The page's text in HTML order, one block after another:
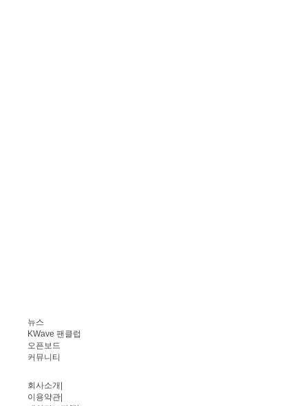
뉴스
KWave 팬클럽
오픈보드
커뮤니티
회사소개
이용약관